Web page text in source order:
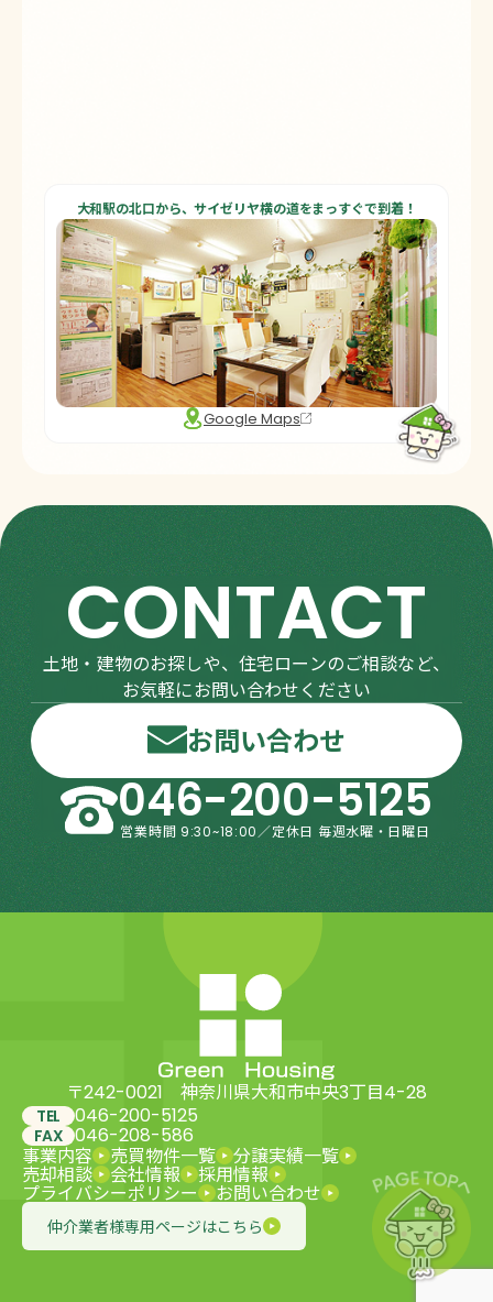
大和駅の北口から、サイゼリヤ横の道をまっすぐで到着！
Google Maps
CONTACT
土地・建物のお探しや、住宅ローンのご相談など、
お気軽にお問い合わせください
お問い合わせ
046-200-5125
営業時間 9:30~18:00／定休日 毎週水曜・日曜日
〒242-0021 神奈川県大和市中央3丁目4-28
TEL 046-200-5125
FAX 046-208-586
事業内容 売買物件一覧 分譲実績一覧
売却相談 会社情報 採用情報
プライバシーポリシー お問い合わせ
仲介業者様専用ページはこちら